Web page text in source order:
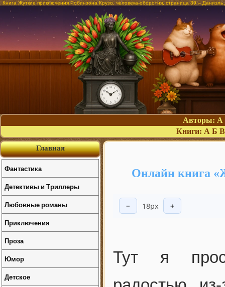
Книга Жуткие приключения Робинзона Крузо, человека-оборотня, страница 39 –
Авторы: А
Книги: А Б В
Онлайн книга
− 18px +
Тут я
Главная
Фантастика
Детективы и Триллеры
Любовные романы
Приключения
Проза
Юмор
Детское